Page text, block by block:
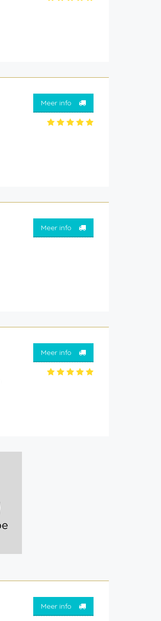
Meer info
Meer info
Meer info
Meer info